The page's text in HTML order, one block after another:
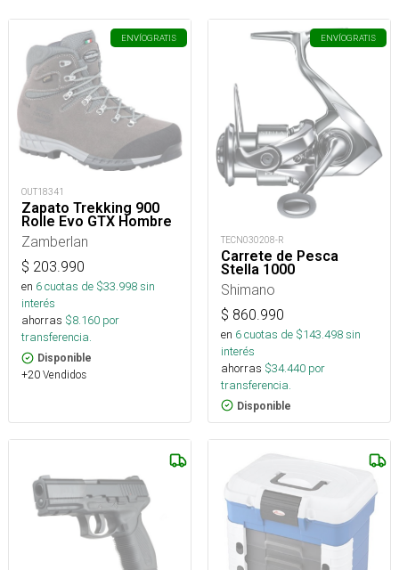
ENVÍOGRATIS
OUT18341
Zapato Trekking 900
Rolle Evo GTX Hombre
Zamberlan
$ 203.990
en 6cuotas de $33.998sin
interés
ahorras $8.160 por
transferencia.
Disponible
+20 Vendidos
ENVÍOGRATIS
TECN030208-R
Carrete de Pesca
Stella 1000
Shimano
$ 860.990
en 6cuotas de $143.498sin
interés
ahorras $34.440 por
transferencia.
Disponible